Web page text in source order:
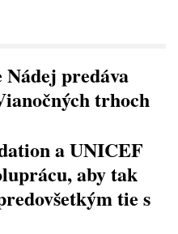
Nádej predáva
trhoch
a UNICEF
aby tak
tie s